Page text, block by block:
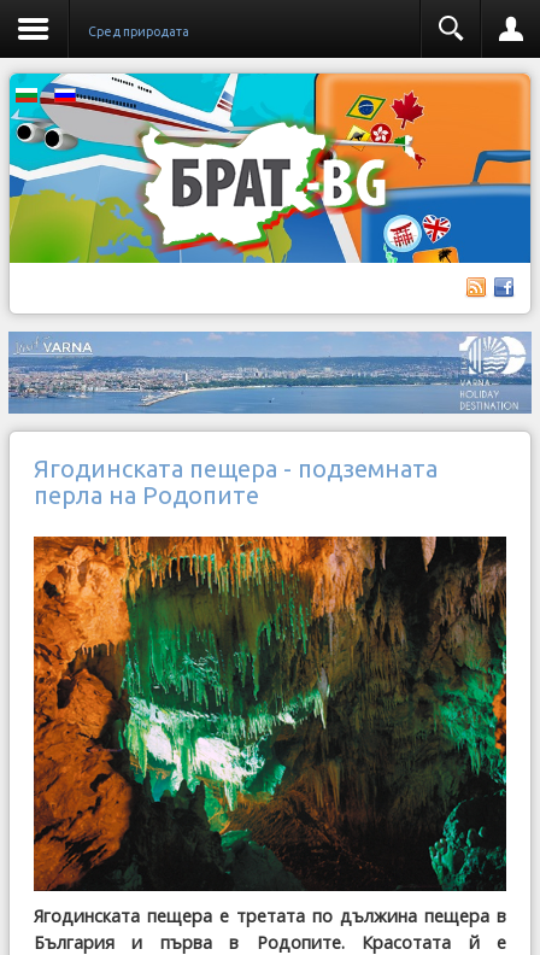
Сред природата
Ягодинската пещера - подземната
перла на Родопите
Ягодинската пещера е третата по дължина пещера в
България и първа в Родопите. Красотата й е